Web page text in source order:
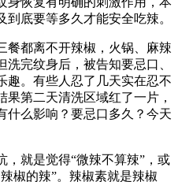
底要等多久才能安全吃辣。
餐都离不开辣椒，火锅、麻辣
完纹身后，被告知要忌口、
趣。有些人忍了几天实在忍不
第二天清洗区域红了一片，
什么影响？要忌口多久？今天
，就是觉得“微辣不算辣”，或
椒的辣”。辣椒素就是辣椒